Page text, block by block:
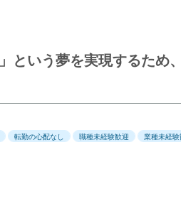
という夢を実現するため
転勤の心配なし 職種未経験歓迎 業種未経験